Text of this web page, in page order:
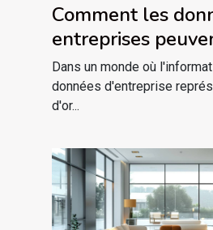
Comment les
entreprises
la croissance
Dans un monde où
données d'entreprise
d'or...